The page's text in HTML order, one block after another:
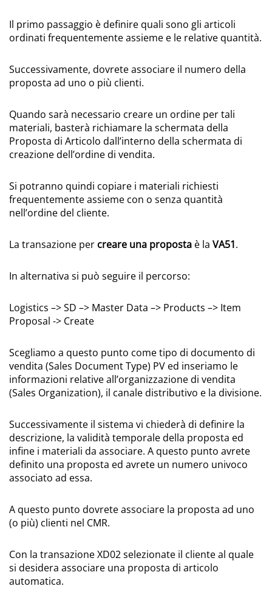
Il primo passaggio è definire quali sono gli articoli
ordinati frequentemente assieme e le relative quantità.
Successivamente, dovrete associare il numero della
proposta ad uno o più clienti.
Quando sarà necessario creare un ordine per tali
materiali, basterà richiamare la schermata della
Proposta di Articolo dall’interno della schermata di
creazione dell’ordine di vendita.
Si potranno quindi copiare i materiali richiesti
frequentemente assieme con o senza quantità
nell’ordine del cliente.
La transazione per creare una proposta è la VA51.
In alternativa si può seguire il percorso:
Logistics –> SD –> Master Data –> Products –> Item
Proposal -> Create
Scegliamo a questo punto come tipo di documento di
vendita (Sales Document Type) PV ed inseriamo le
informazioni relative all’organizzazione di vendita
(Sales Organization), il canale distributivo e la divisione.
Successivamente il sistema vi chiederà di definire la
descrizione, la validità temporale della proposta ed
infine i materiali da associare. A questo punto avrete
definito una proposta ed avrete un numero univoco
associato ad essa.
A questo punto dovrete associare la proposta ad uno
(o più) clienti nel CMR.
Con la transazione XD02 selezionate il cliente al quale
si desidera associare una proposta di articolo
automatica.